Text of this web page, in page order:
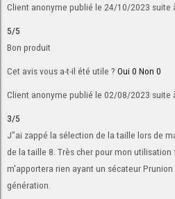
Client anonyme publié le 24/10/2023 suite
5/5
Bon produit
Cet avis vous a-t-il été utile ? Oui0 Non 0
Client anonyme publié le 02/08/2023 suite
3/5
J"ai zappé la sélection de la taille lors de
de la taille 8. Très cher pour mon
m'apportera rien ayant un sécateur
génération.